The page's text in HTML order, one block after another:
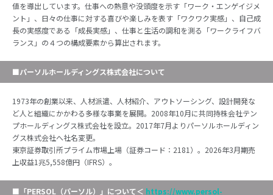
値を導出しています。仕事への熱意や没頭度を示す「ワーク・エンゲイジメ
ント」、日々の仕事に対する喜びや楽しみを表す「ワクワク実感」、自己成
長の実感度である「成長実感」、仕事と生活の調和を測る「ワークライフバ
ランス」の４つの構成要素から算出されます。
■パーソルホールディングス株式会社について
1973年の創業以来、人材派遣、人材紹介、アウトソーシング、設計開発な
ど人と組織にかかわる多様な事業を展開。2008年10月に共同持株会社テン
プホールディングス株式会社を設立。2017年7月よりパーソルホールディン
グス株式会社へ社名変更。
東京証券取引所プライム市場上場（証券コード：2181）。2026年3月期売
上収益1兆5,558億円（IFRS）。
■「PERSOL（パーソル）」について＜ https://www.persol-